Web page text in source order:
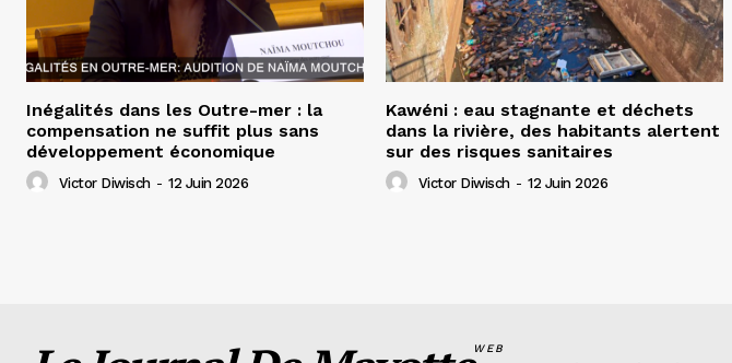
Inégalités dans les Outre-mer : la
compensation ne suffit plus sans
développement économique
Victor Diwisch - 12 Juin 2026
Kawéni : eau stagnante et déchets
dans la rivière, des habitants alertent
sur des risques sanitaires
Victor Diwisch - 12 Juin 2026
WEB